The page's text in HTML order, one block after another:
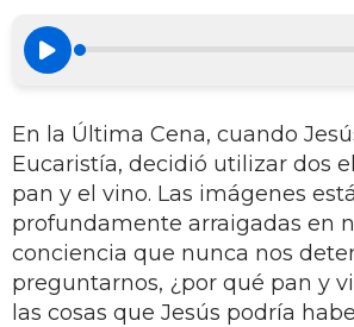
En la Última Cena, cuando
Eucaristía, decidió utilizar dos
pan y el vino. Las imágenes
profundamente arraigadas en
conciencia que nunca nos
preguntarnos, ¿por qué pan y
las cosas que Jesús podría